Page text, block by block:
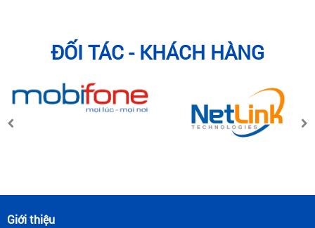
ĐỐI TÁC - KHÁCH HÀNG
Giới thiệu